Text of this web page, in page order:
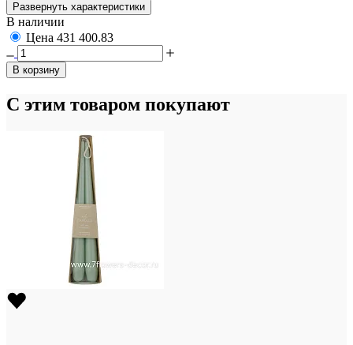
Развернуть характеристики
В наличии
Цена 431 400.83
В корзину
С этим товаром покупают